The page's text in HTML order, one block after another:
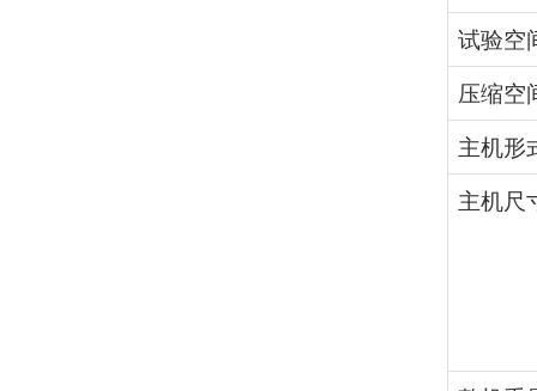
试验空
压缩空
主机形
主机尺